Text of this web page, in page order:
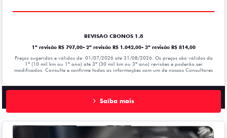
REVISAO CRONOS 1.8
1ª revisão R$ 797,00- 2ª revisão R$ 1.042,00- 3ª revisão R$ 814,00
Preços sugeridos e válidos de 01/07/2026 até 31/08/2026. Os preços são válidos da
1º (10 mil km ou 1ª ano) até 3º (30 mil km ou 3º ano) revisões e poderão ser
modificados. Consulte e confirme todas as informações com um de nossos Consultores
Saiba mais